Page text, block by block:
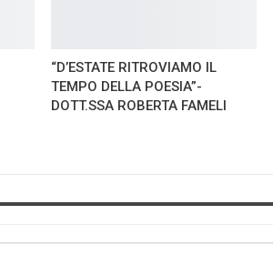
“D’ESTATE RITROVIAMO IL
TEMPO DELLA POESIA”-
DOTT.SSA ROBERTA FAMELI